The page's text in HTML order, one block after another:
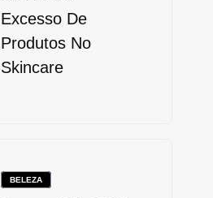
Excesso De
Produtos No
Skincare
BELEZA